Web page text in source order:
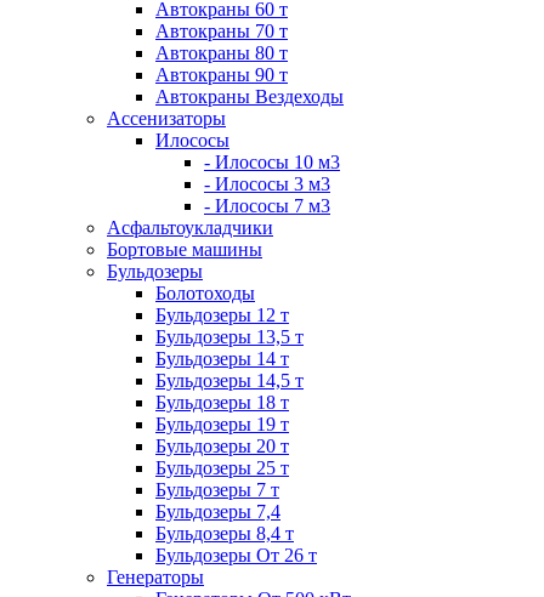
Автокраны 60 т
Автокраны 70 т
Автокраны 80 т
Автокраны 90 т
Автокраны Вездеходы
Ассенизаторы
Илососы
- Илососы 10 м3
- Илососы 3 м3
- Илососы 7 м3
Асфальтоукладчики
Бортовые машины
Бульдозеры
Болотоходы
Бульдозеры 12 т
Бульдозеры 13,5 т
Бульдозеры 14 т
Бульдозеры 14,5 т
Бульдозеры 18 т
Бульдозеры 19 т
Бульдозеры 20 т
Бульдозеры 25 т
Бульдозеры 7 т
Бульдозеры 7,4
Бульдозеры 8,4 т
Бульдозеры От 26 т
Генераторы